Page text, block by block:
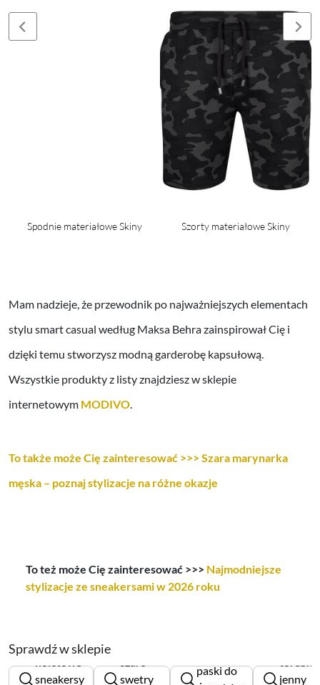
Spodnie materiałowe Skiny Szorty materiałowe Skiny
Mam nadzieje, że przewodnik po najważniejszych elementach
stylu smart casual według Maksa Behra zainspirował Cię i
dzięki temu stworzysz modną garderobę kapsułową.
Wszystkie produkty z listy znajdziesz w sklepie
internetowym MODIVO.
To także może Cię zainteresować >>> Szara marynarka
męska – poznaj stylizacje na różne okazje
To też może Cię zainteresować >>> Najmodniejsze
stylizacje ze sneakersami w 2026 roku
Sprawdź w sklepie
sneakersy
swetry
paski do
jenny